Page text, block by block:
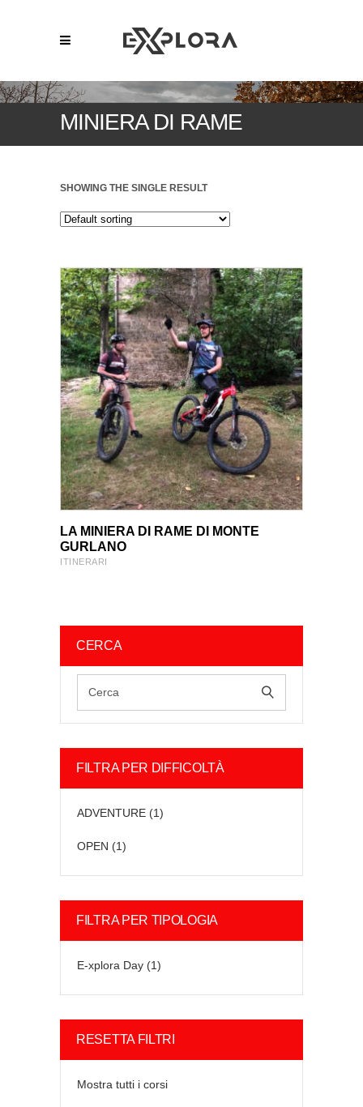
MINIERA DI RAME
SHOWING THE SINGLE RESULT
VIEW PRODUCT
VIEW PRODUCT
LA MINIERA DI RAME DI MONTE
GURLANO
ITINERARI
CERCA
FILTRA PER DIFFICOLTÀ
ADVENTURE (1)
OPEN (1)
FILTRA PER TIPOLOGIA
E-xplora Day (1)
RESETTA FILTRI
Mostra tutti i corsi